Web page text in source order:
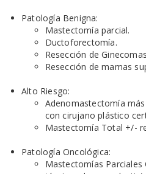
Patología Benigna:
Mastectomía parcial.
Ductoforectomía.
Resección de
Resección de mamas
Alto Riesgo:
Adenomastectomía
con cirujano plástico
Mastectomía Total +/-
Patología Oncológica:
Mastectomías Parciales